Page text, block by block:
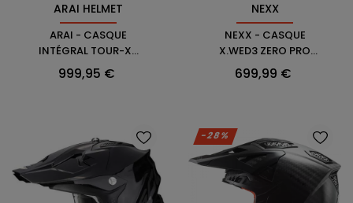
ARAI HELMET
ARAI - CASQUE
INTÉGRAL TOUR-X5
AFRICA TWIN
Prix
999,95 €
NEXX
NEXX - CASQUE
X.WED3 ZERO PRO
CARBON
Prix
699,99 €
-28%